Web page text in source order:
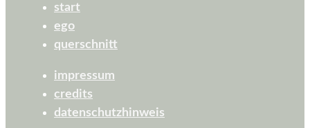
start
ego
querschnitt
impressum
credits
datenschutzhinweis